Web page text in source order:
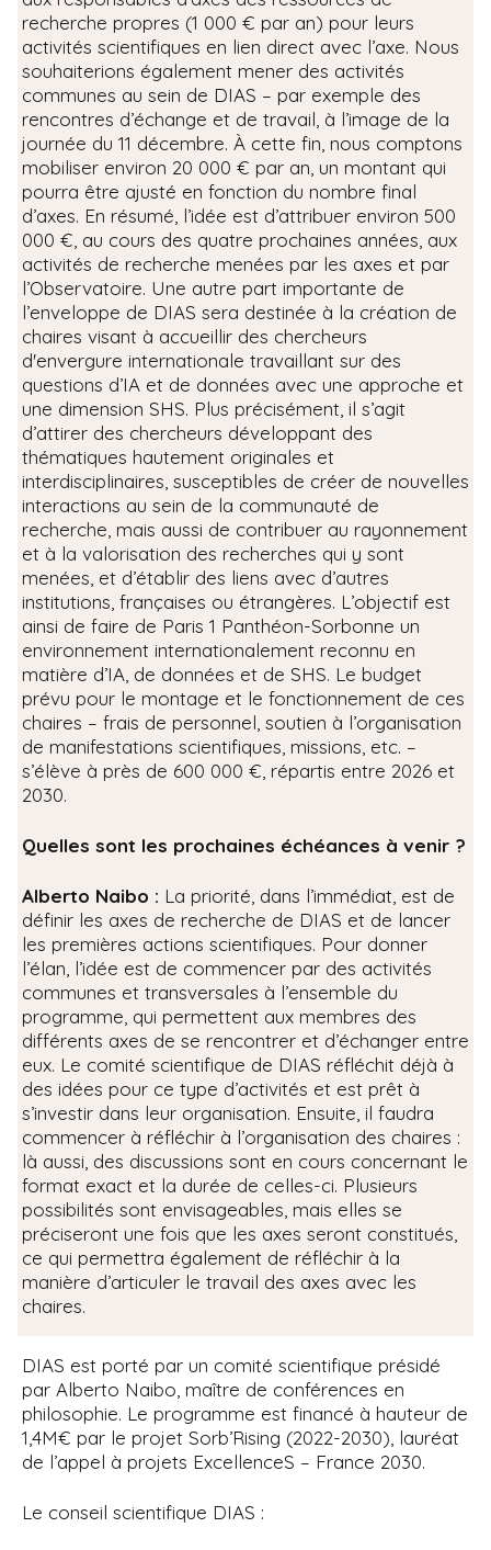
recherche propres (1 000 € par an) pour leurs
activités scientifiques en lien direct avec l’axe. Nous
souhaiterions également mener des activités
communes au sein de DIAS – par exemple des
rencontres d’échange et de travail, à l’image de la
journée du 11 décembre. À cette fin, nous comptons
mobiliser environ 20 000 € par an, un montant qui
pourra être ajusté en fonction du nombre final
d’axes. En résumé, l’idée est d’attribuer environ 500
000 €, au cours des quatre prochaines années, aux
activités de recherche menées par les axes et par
l’Observatoire. Une autre part importante de
l’enveloppe de DIAS sera destinée à la création de
chaires visant à accueillir des chercheurs
d'envergure internationale travaillant sur des
questions d’IA et de données avec une approche et
une dimension SHS. Plus précisément, il s’agit
d’attirer des chercheurs développant des
thématiques hautement originales et
interdisciplinaires, susceptibles de créer de nouvelles
interactions au sein de la communauté de
recherche, mais aussi de contribuer au rayonnement
et à la valorisation des recherches qui y sont
menées, et d’établir des liens avec d’autres
institutions, françaises ou étrangères. L’objectif est
ainsi de faire de Paris 1 Panthéon-Sorbonne un
environnement internationalement reconnu en
matière d’IA, de données et de SHS. Le budget
prévu pour le montage et le fonctionnement de ces
chaires – frais de personnel, soutien à l’organisation
de manifestations scientifiques, missions, etc. –
s’élève à près de 600 000 €, répartis entre 2026 et
2030.
Quelles sont les prochaines échéances à venir ?
Alberto Naibo : La priorité, dans l’immédiat, est de
définir les axes de recherche de DIAS et de lancer
les premières actions scientifiques. Pour donner
l’élan, l’idée est de commencer par des activités
communes et transversales à l’ensemble du
programme, qui permettent aux membres des
différents axes de se rencontrer et d’échanger entre
eux. Le comité scientifique de DIAS réfléchit déjà à
des idées pour ce type d’activités et est prêt à
s’investir dans leur organisation. Ensuite, il faudra
commencer à réfléchir à l’organisation des chaires :
là aussi, des discussions sont en cours concernant le
format exact et la durée de celles-ci. Plusieurs
possibilités sont envisageables, mais elles se
préciseront une fois que les axes seront constitués,
ce qui permettra également de réfléchir à la
manière d’articuler le travail des axes avec les
chaires.
DIAS est porté par un comité scientifique présidé
par Alberto Naibo, maître de conférences en
philosophie. Le programme est financé à hauteur de
1,4M€ par le projet Sorb’Rising (2022-2030), lauréat
de l’appel à projets ExcellenceS – France 2030.
Le conseil scientifique DIAS :